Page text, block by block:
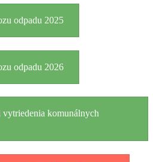
odpadu 2025
odpadu 2026
komunálnych